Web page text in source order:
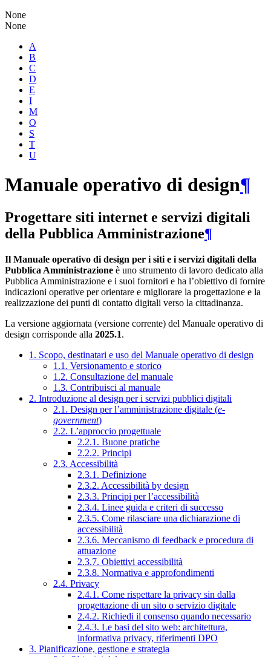
None
None
A
B
C
D
E
I
M
O
S
T
U
Manuale operativo di design¶
Progettare siti internet e servizi digitali
della Pubblica Amministrazione¶
Il Manuale operativo di design per i siti e i servizi digitali della
Pubblica Amministrazione è uno strumento di lavoro dedicato alla
Pubblica Amministrazione e i suoi fornitori e ha l’obiettivo di fornire
indicazioni operative per orientare e migliorare la progettazione e la
realizzazione dei punti di contatto digitali verso la cittadinanza.
La versione aggiornata (versione corrente) del Manuale operativo di
design corrisponde alla 2025.1.
1. Scopo, destinatari e uso del Manuale operativo di design
1.1. Versionamento e storico
1.2. Consultazione del manuale
1.3. Contribuisci al manuale
2. Introduzione al design per i servizi pubblici digitali
2.1. Design per l’amministrazione digitale (e-
government)
2.2. L’approccio progettuale
2.2.1. Buone pratiche
2.2.2. Principi
2.3. Accessibilità
2.3.1. Definizione
2.3.2. Accessibilità by design
2.3.3. Principi per l’accessibilità
2.3.4. Linee guida e criteri di successo
2.3.5. Come rilasciare una dichiarazione di
accessibilità
2.3.6. Meccanismo di feedback e procedura di
attuazione
2.3.7. Obiettivi accessibilità
2.3.8. Normativa e approfondimenti
2.4. Privacy
2.4.1. Come rispettare la privacy sin dalla
progettazione di un sito o servizio digitale
2.4.2. Richiedi il consenso quando necessario
2.4.3. Le basi del sito web: architettura,
informativa privacy, riferimenti DPO
3. Pianificazione, gestione e strategia